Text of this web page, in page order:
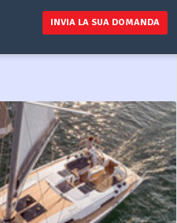
INVIA LA SUA DOMANDA